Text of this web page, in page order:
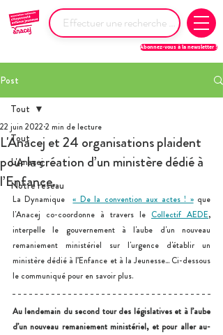
Abonnez-vous à la newsletter !
Post
Tout
L'Anacej
Notre réseau
Tout
L'Anacej et 24 organisations plaident
pour la création d’un ministère dédié à
l’Enfance.
22 juin 2022 2 min de lecture
La Dynamique « De la convention aux actes ! » que
l'Anacej co-coordonne à travers le Collectif AEDE,
interpelle le gouvernement à l'aube d'un nouveau
remaniement ministériel sur l'urgence d'établir un
ministère dédié à l’Enfance et à la Jeunesse... Ci-dessous
le communiqué pour en savoir plus.
Au lendemain du second tour des législatives et à l’aube
d’un nouveau remaniement ministériel, et pour aller au-